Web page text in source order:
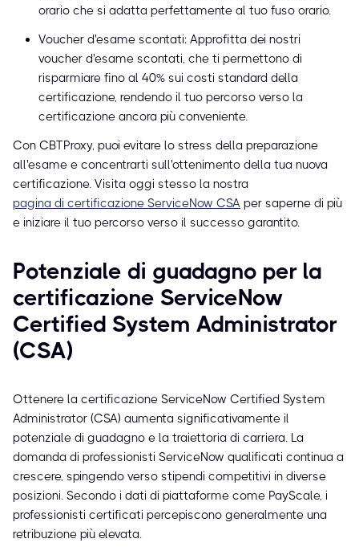
orario che si adatta perfettamente al tuo fuso orario.
Voucher d'esame scontati: Approfitta dei nostri
voucher d'esame scontati, che ti permettono di
risparmiare fino al 40% sui costi standard della
certificazione, rendendo il tuo percorso verso la
certificazione ancora più conveniente.
Con CBTProxy, puoi evitare lo stress della preparazione
all'esame e concentrarti sull'ottenimento della tua nuova
certificazione. Visita oggi stesso la nostra
pagina di certificazione ServiceNow CSA per saperne di più
e iniziare il tuo percorso verso il successo garantito.
Potenziale di guadagno per la
certificazione ServiceNow
Certified System Administrator
(CSA)
Ottenere la certificazione ServiceNow Certified System
Administrator (CSA) aumenta significativamente il
potenziale di guadagno e la traiettoria di carriera. La
domanda di professionisti ServiceNow qualificati continua a
crescere, spingendo verso stipendi competitivi in diverse
posizioni. Secondo i dati di piattaforme come PayScale, i
professionisti certificati percepiscono generalmente una
retribuzione più elevata.